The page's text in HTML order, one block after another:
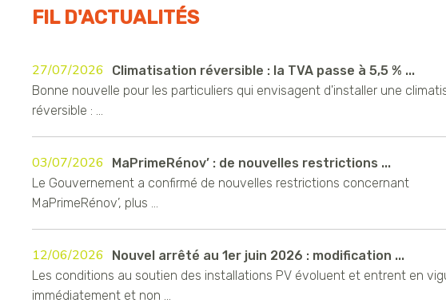
FIL D'ACTUALITÉS
27/07/2026
Climatisation réversible : la TVA passe à 5,5 % ...
Bonne nouvelle pour les particuliers qui envisagent d'installer une
réversible : ...
03/07/2026
MaPrimeRénov’ : de nouvelles restrictions ...
Le Gouvernement a confirmé de nouvelles restrictions concernant
MaPrimeRénov’, plus ...
12/06/2026
Nouvel arrêté au 1er juin 2026 : modification ...
Les conditions au soutien des installations PV évoluent et entrent en
immédiatement et non ...